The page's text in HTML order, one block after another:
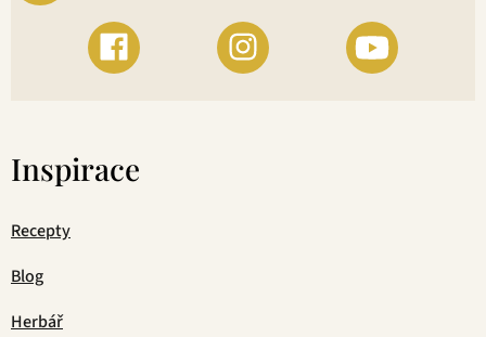
Inspirace
Recepty
Blog
Herbář